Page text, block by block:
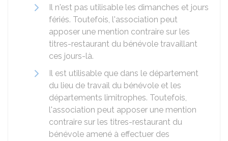
Il n'est pas utilisable les dimanches et jours
fériés. Toutefois, l'association peut
apposer une mention contraire sur les
titres-restaurant du bénévole travaillant
ces jours-là.
Il est utilisable que dans le département
du lieu de travail du bénévole et les
départements limitrophes. Toutefois,
l'association peut apposer une mention
contraire sur les titres-restaurant du
bénévole amené à effectuer des